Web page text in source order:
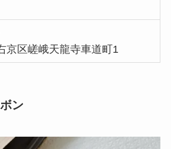
京区嵯峨天龍寺車道町1
ン